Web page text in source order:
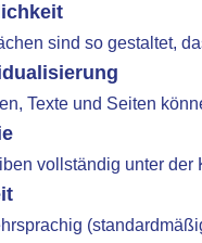
sind so gestaltet,
Texte und Seiten
vollständig unter